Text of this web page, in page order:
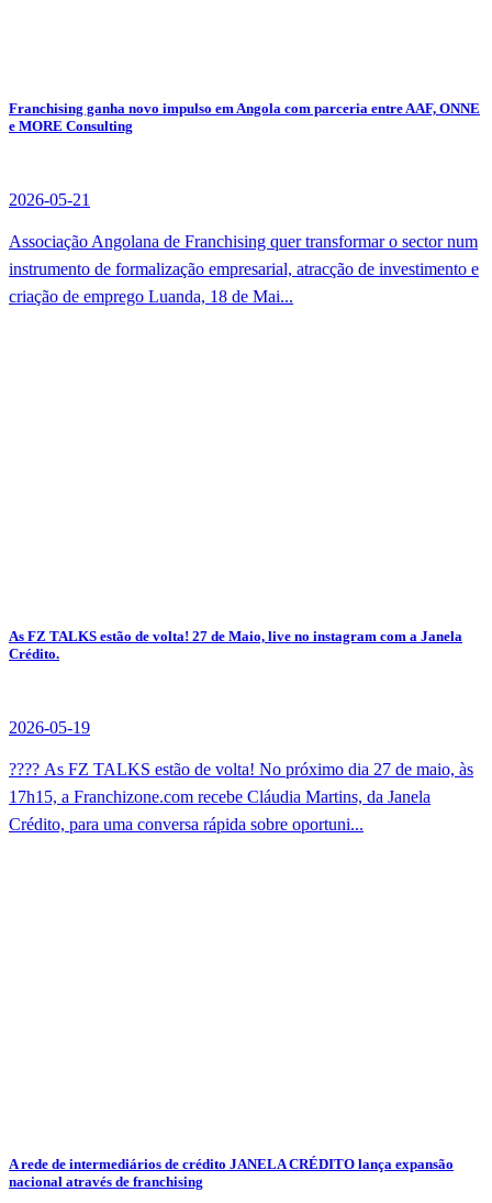
Franchising ganha novo impulso em Angola com parceria entre AAF, ONNE
e MORE Consulting
2026-05-21
Associação Angolana de Franchising quer transformar o sector num
instrumento de formalização empresarial, atracção de investimento e
criação de emprego Luanda, 18 de Mai...
As FZ TALKS estão de volta! 27 de Maio, live no instagram com a Janela
Crédito.
2026-05-19
???? As FZ TALKS estão de volta! No próximo dia 27 de maio, às
17h15, a Franchizone.com recebe Cláudia Martins, da Janela
Crédito, para uma conversa rápida sobre oportuni...
A rede de intermediários de crédito JANELA CRÉDITO lança expansão
nacional através de franchising